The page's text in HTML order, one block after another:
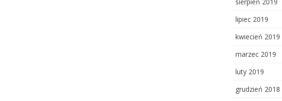
lipiec 2019
kwiecień 2019
marzec 2019
luty 2019
grudzień 2018